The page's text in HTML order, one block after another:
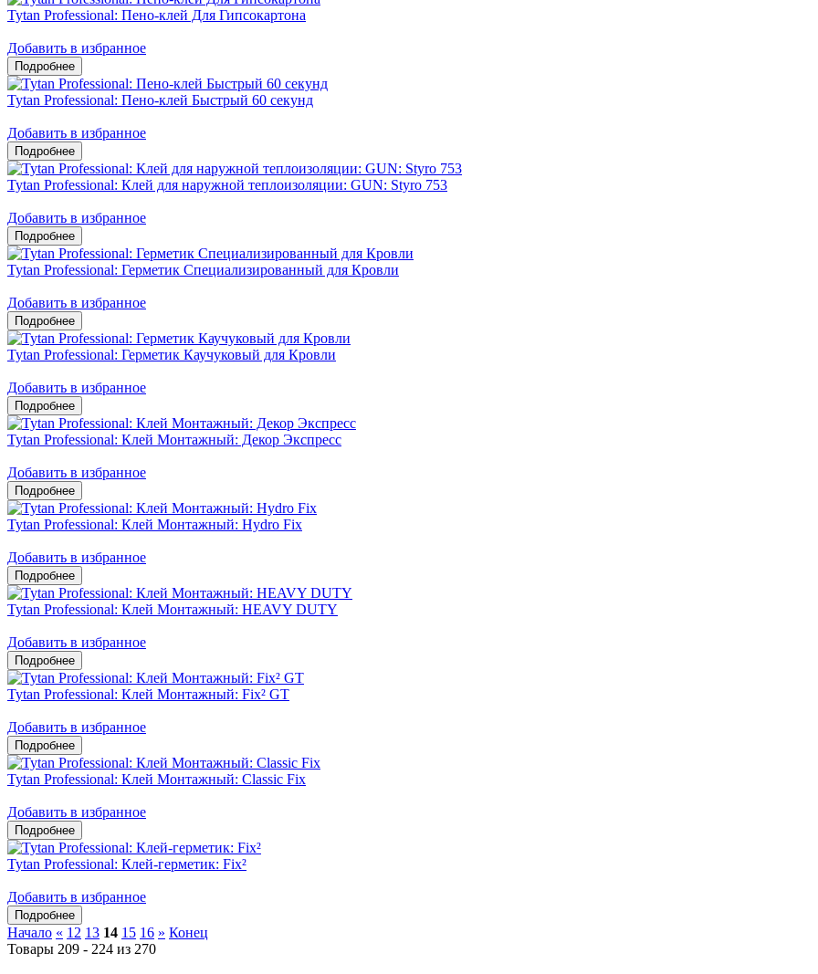
Tytan Professional: Пено-клей Для Гипсокартона
Добавить в избранное
Tytan Professional: Пено-клей Быстрый 60 секунд
Добавить в избранное
Tytan Professional: Клей для наружной теплоизоляции: GUN: Styro 753
Добавить в избранное
Tytan Professional: Герметик Специализированный для Кровли
Добавить в избранное
Tytan Professional: Герметик Каучуковый для Кровли
Добавить в избранное
Tytan Professional: Клей Монтажный: Декор Экспресс
Добавить в избранное
Tytan Professional: Клей Монтажный: Hydro Fix
Добавить в избранное
Tytan Professional: Клей Монтажный: HEAVY DUTY
Добавить в избранное
Tytan Professional: Клей Монтажный: Fix² GT
Добавить в избранное
Tytan Professional: Клей Монтажный: Classic Fix
Добавить в избранное
Tytan Professional: Клей-герметик: Fix²
Добавить в избранное
Начало « 12 13 14 15 16 » Конец
Товары 209 - 224 из 270